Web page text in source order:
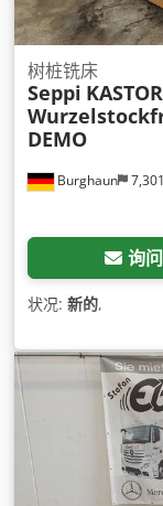
Burghaun
树桩铣床
Seppi
DEMO
询问
状况: 新的,